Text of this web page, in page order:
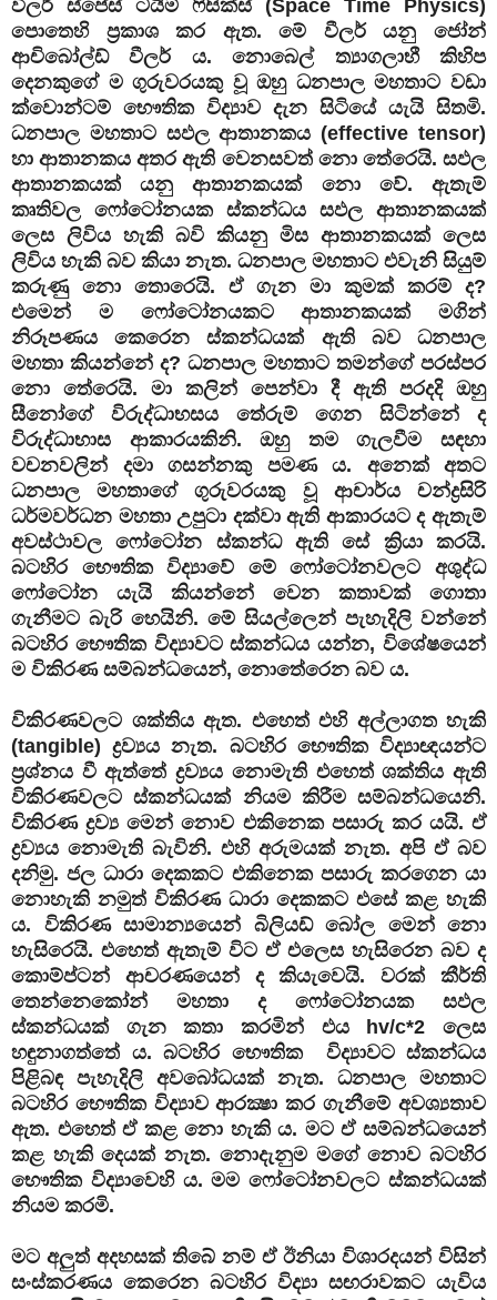
වීලර් ස්පේස් ටයිම් ෆිසික්ස් (Space Time Physics)
පොතෙහි ප්‍රකාශ කර ඇත. මේ වීලර් යනු ජෝන්
ආචිබෝල්ඩ් වීලර් ය. නොබෙල් ත්‍යාගලාභී කිහිප
දෙනකුගේ ම ගුරුවරයකු වූ ඔහු ධනපාල මහතාට වඩා
ක්වොන්ටම් භෞතික විද්‍යාව දැන සිටියේ යැයි සිතමි.
ධනපාල මහතාට සඵල ආතානකය (effective tensor)
හා ආතානකය අතර ඇති වෙනසවත් නො තේරෙයි. සඵල
ආතානකයක් යනු ආතානකයක් නො වේ. ඇතැම්
කෘතිවල ෆෝටෝනයක ස්කන්ධය සඵල ආතානකයක්
ලෙස ලිවිය හැකි බවි කියනු මිස ආතානකයක් ලෙස
ලිවිය හැකි බව කියා නැත. ධනපාල මහතාට එවැනි සියුම්
කරුණු නො තොරෙයි. ඒ ගැන මා කුමක් කරම් ද?
එමෙන් ම ෆෝටෝනයකට ආතානකයක් මගින්
නිරූපණය කෙරෙන ස්කන්ධයක් ඇති බව ධනපාල
මහතා කියන්නේ ද? ධනපාල මහතාට තමන්ගේ පරස්පර
නො තේරෙයි. මා කලින් පෙන්වා දී ඇති පරදදි ඔහු
සීනෝගේ විරුද්ධාභසය තේරුම් ගෙන සිටින්නේ ද
විරුද්ධාභාස ආකාරයකිනි. ඔහු තම ගැලවීම සඳහා
වචනවලින් දමා ගසන්නකු පමණ ය. අනෙක් අතට
ධනපාල මහතාගේ ගුරුවරයකු වූ ආචාර්ය චන්ද්‍රසිරි
ධර්මවර්ධන මහතා උපුටා දක්වා ඇති ආකාරයට ද ඇතැම්
අවස්ථාවල ෆෝටෝන ස්කන්ධ ඇති සේ ක්‍රියා කරයි.
බටහිර භෞතික විද්‍යාවේ මේ ෆෝටෝනවලට අශුද්ධ
ෆෝටෝන යැයි කියන්නේ වෙන කතාවක් ගොතා
ගැනීමට බැරි හෙයිනි. මේ සියල්ලෙන් පැහැදිලි වන්නේ
බටහිර භෞතික විද්‍යාවට ස්කන්ධය යන්න, විශේෂයෙන්
ම විකිරණ සම්බන්ධයෙන්, නොතේරෙන බව ය.
විකිරණවලට ශක්තිය ඇත. එහෙත් එහි අල්ලාගත හැකි
(tangible) ද්‍රව්‍යය නැත. බටහිර භෞතික විද්‍යාඥයන්ට
ප්‍රශ්නය වී ඇත්තේ ද්‍රව්‍යය නොමැති එහෙත් ශක්තිය ඇති
විකිරණවලට ස්කන්ධයක් නියම කිරීම සම්බන්ධයෙනි.
විකිරණ ද්‍රව්‍ය මෙන් නොව එකිනෙක පසාරු කර යයි. ඒ
ද්‍රව්‍යය නොමැති බැවිනි. එහි අරුමයක් නැත. අපි ඒ බව
දනිමු. ජල ධාරා දෙකකට එකිනෙක පසාරු කරගෙන යා
නොහැකි නමුත් විකිරණ ධාරා දෙකකට එසේ කළ හැකි
ය. විකිරණ සාමාන්‍යයෙන් බිලියඩ් බෝල මෙන් නො
හැසිරෙයි. එහෙත් ඇතැම් විට ඒ එලෙස හැසිරෙන බව ද
කොම්ප්ටන් ආචරණයෙන් ද කියැවෙයි. වරක් කීර්ති
තෙන්නෙකෝන් මහතා ද ෆෝටෝනයක සඵල
ස්කන්ධයක් ගැන කතා කරමින් එය hv/c*2 ලෙස
හඳුනාගත්තේ ය. බටහිර භෞතික විද්‍යාවට ස්කන්ධය
පිළිබඳ පැහැදිලි අවබෝධයක් නැත. ධනපාල මහතාට
බටහිර භෞතික විද්‍යාව ආරක්‍ෂා කර ගැනීමේ අවශ්‍යතාව
ඇත. එහෙත් ඒ කළ නො හැකි ය. මට ඒ සම්බන්ධයෙන්
කළ හැකි දෙයක් නැත. නොදැනුම මගේ නොව බටහිර
භෞතික විද්‍යාවෙහි ය. මම ෆෝටෝනවලට ස්කන්ධයක්
නියම කරමි.
මට අලුත් අදහසක් තිබේ නම් ඒ ඊනියා විශාරදයන් විසින්
සංස්කරණය කෙරෙන බටහිර විද්‍යා සඟරාවකට යැවිය